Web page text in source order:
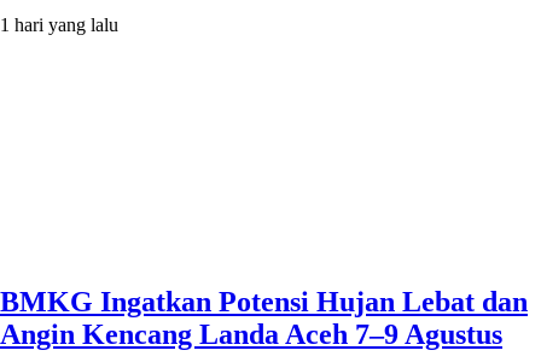
1 hari yang lalu
BMKG Ingatkan Potensi Hujan Lebat dan
Angin Kencang Landa Aceh 7–9 Agustus